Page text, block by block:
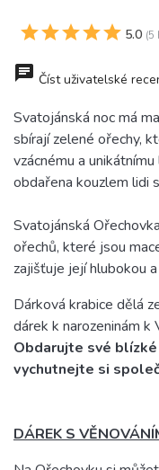
5.0 (5
Číst uživatelské
Svatojánská noc má
sbírají zelené ořechy,
vzácnému a unikátnímu
obdařena kouzlem lidi
Svatojánská
ořechů, které jsou
zajišťuje její hlubokou
Dárková krabice dělá
dárek k narozeninám
Obdarujte své
vychutnejte si
DÁREK S